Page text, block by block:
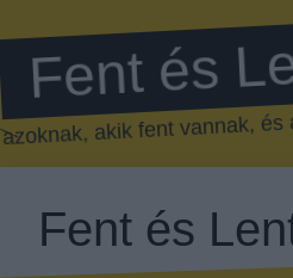
Fent és
azoknak, akik fent vannak, és
Fent és